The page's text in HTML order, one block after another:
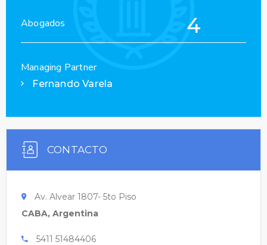
Abogados 4
Managing Partner
Fernando Varela
CONTACTO
Av. Alvear 1807- 5to Piso
CABA, Argentina
5411 51484406